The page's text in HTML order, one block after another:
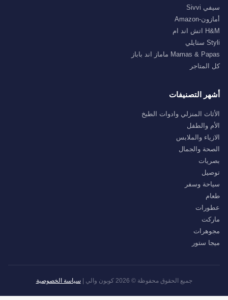
سيفي Sivvi
أمازون-Amazon
H&M اتش اند ام
Styli ستايلي
Mamas & Papas ماماز اند باباز
كل المتاجر
أشهر التصنيفات
الأثاث المنزلي وادوات الطبخ
الأم والطفل
الازياء والملابس
الصحة والجمال
بصريات
توصيل
سياحة وسفر
طعام
عطورات
ماركت
مجوهرات
ميجا ستور
جميع الحقوق محفوظة © 2026 كوبون والي | سياسة الخصوصية